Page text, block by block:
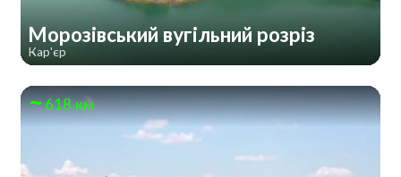
Морозівський вугільний розріз
Кар'єр
618 км